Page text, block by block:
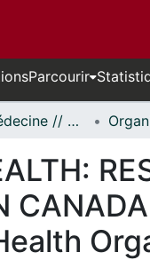
Parcourir
Faculté de médecine // Faculty of Medicine